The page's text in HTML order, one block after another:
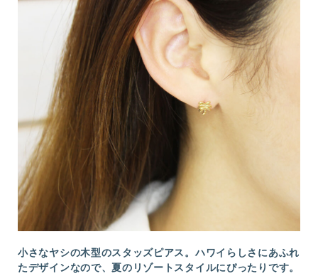
小さなヤシの木型のスタッズピアス。ハワイらしさにあふれ
たデザインなので、夏のリゾートスタイルにぴったりです。